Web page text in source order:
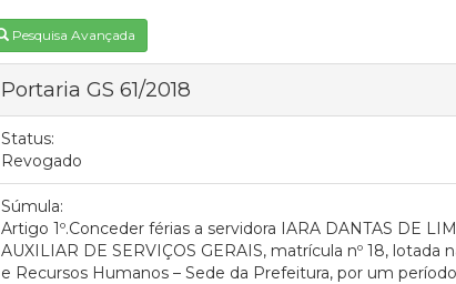
Pesquisa Avançada
Portaria GS 61/2018
Status:
Revogado
Súmula:
Artigo 1º.Conceder férias a servidora IARA DANTAS DE
AUXILIAR DE SERVIÇOS GERAIS, matrícula nº 18,
e Recursos Humanos – Sede da Prefeitura, por um